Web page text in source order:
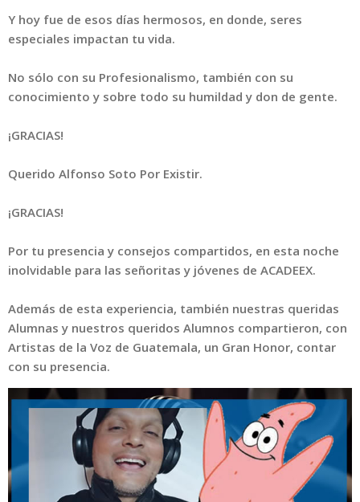
Y hoy fue de esos días hermosos, en donde, seres
especiales impactan tu vida.
No sólo con su Profesionalismo, también con su
conocimiento y sobre todo su humildad y don de gente.
¡GRACIAS!
Querido Alfonso Soto Por Existir.
¡GRACIAS!
Por tu presencia y consejos compartidos, en esta noche
inolvidable para las señoritas y jóvenes de ACADEEX.
Además de esta experiencia, también nuestras queridas
Alumnas y nuestros queridos Alumnos compartieron, con
Artistas de la Voz de Guatemala, un Gran Honor, contar
con su presencia.